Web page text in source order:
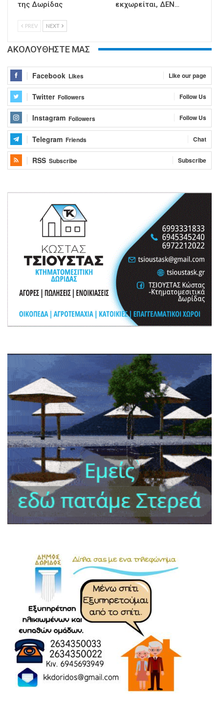
της Δωρίδας εκχωρείται, ΔΕΝ…
PREV NEXT
ΑΚΟΛΟΥΘΗΣΤΕ ΜΑΣ
Facebook Likes Like our page
Twitter Followers Follow Us
Instagram Followers Follow Us
Telegram Friends Chat
RSS Subscribe Subscribe